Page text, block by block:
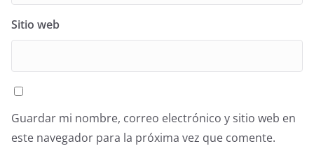
Sitio web
Guardar mi nombre, correo electrónico y sitio web en
este navegador para la próxima vez que comente.